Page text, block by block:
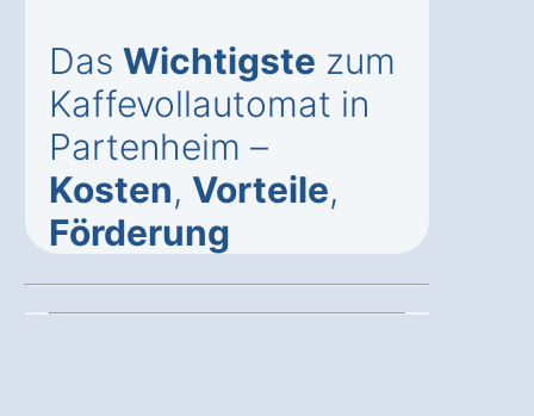
Das Wichtigste zum
Kaffevollautomat in
Partenheim –
Kosten, Vorteile,
Förderung